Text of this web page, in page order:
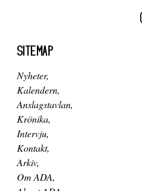
SITEMAP
Nyheter
Kalendern
Anslagstavlan
Krönika
Intervju
Kontakt
Arkiv
Om ADA